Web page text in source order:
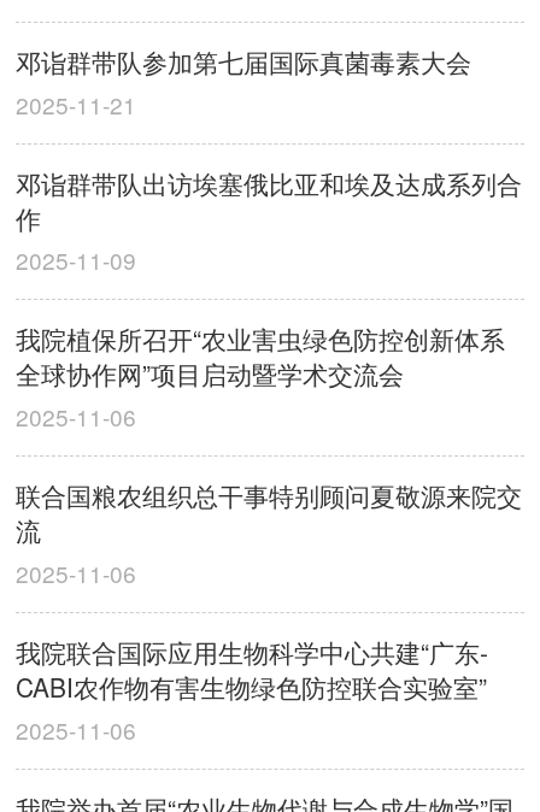
邓诣群带队参加第七届国际真菌毒素大会
2025-11-21
邓诣群带队出访埃塞俄比亚和埃及达成系列合
作
2025-11-09
我院植保所召开“农业害虫绿色防控创新体系
全球协作网”项目启动暨学术交流会
2025-11-06
联合国粮农组织总干事特别顾问夏敬源来院交
流
2025-11-06
我院联合国际应用生物科学中心共建“广东-
CABI农作物有害生物绿色防控联合实验室”
2025-11-06